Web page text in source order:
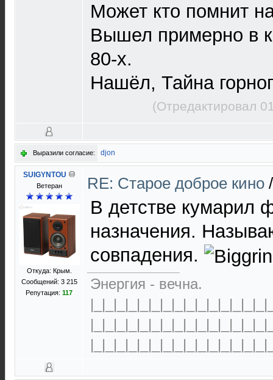
Может кто помнит
Вышел примерно в
80-х.
Нашёл, Тайна
(Отредактировал
Выразили согласие: djon
SUIGYNTOU
Ветеран
Откуда: Крым.
Сообщений: 3 215
Репутация: 117
RE: Старое доброе кино
В детстве кумарил
назначения.
совпадения.
Энергия - вечна.